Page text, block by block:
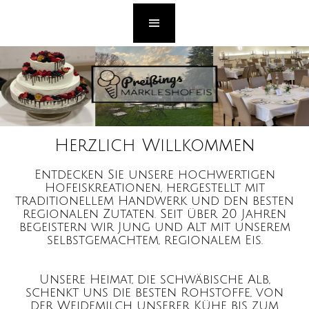
Herzlich Willkommen
Entdecken Sie unsere hochwertigen
Hofeiskreationen, hergestellt mit
traditionellem Handwerk und den besten
regionalen Zutaten. Seit über 20 Jahren
begeistern wir Jung und Alt mit unserem
selbstgemachtem, regionalem Eis.
Unsere Heimat, die schwäbische Alb,
schenkt uns die besten Rohstoffe, von
der Weidemilch unserer Kühe bis zum